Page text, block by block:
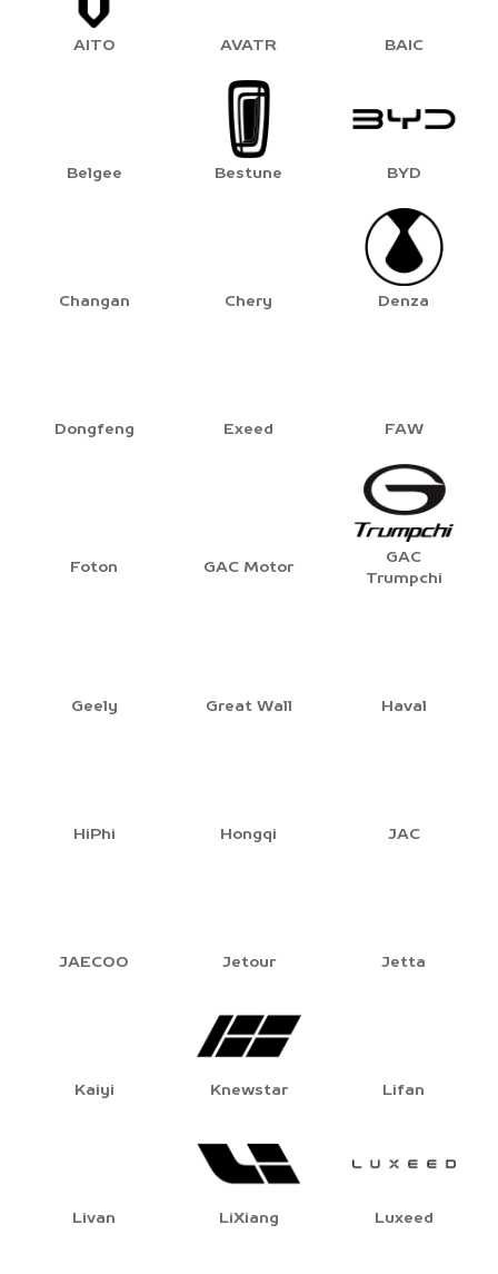
AITO AVATR BAIC
Belgee Bestune BYD
Changan Chery Denza
Dongfeng Exeed FAW
Foton GAC Motor
GAC
Trumpchi
Geely Great Wall Haval
HiPhi Hongqi JAC
JAECOO Jetour Jetta
Kaiyi Knewstar Lifan
Livan LiXiang Luxeed